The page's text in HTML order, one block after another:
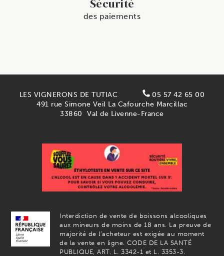
Sécurité
des paiements
LES VIGNERONS DE TUTIAC
05 57 42 65 00
491 rue Simone Veil La Cafourche Marcillac
33860
Val de Livenne-France
Interdiction de vente de boissons alcooliques
aux mineurs de moins de 18 ans. La preuve de
majorité de l’acheteur est exigée au moment
de la vente en ligne. CODE DE LA SANTÉ
PUBLIQUE, ART. L. 3342-1 et L. 3353-3.